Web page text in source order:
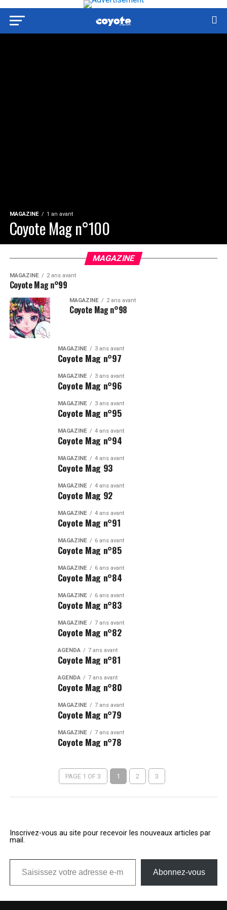
MAGAZINE 1 an avant
Coyote Mag n°100
MAGAZINE
MAGAZINE 2 ans avant
Coyote Mag n°99
MAGAZINE 2 ans avant
Coyote Mag n°98
MAGAZINE 3 ans avant
Coyote Mag n°97
MAGAZINE 3 ans avant
Coyote Mag n°96
MAGAZINE 3 ans avant
Coyote Mag n°95
MAGAZINE 4 ans avant
Coyote Mag n°94
MAGAZINE 4 ans avant
Coyote Mag 93
MAGAZINE 4 ans avant
Coyote Mag 92
MAGAZINE 4 ans avant
Coyote Mag n°91
MAGAZINE 6 ans avant
Coyote Mag n°85
MAGAZINE 6 ans avant
Coyote Mag n°84
MAGAZINE 6 ans avant
Coyote Mag n°83
MAGAZINE 7 ans avant
Coyote Mag n°82
AGENDA 7 ans avant
Coyote Mag n°81
AGENDA 7 ans avant
Coyote Mag n°80
MAGAZINE 7 ans avant
Coyote Mag n°79
MAGAZINE 7 ans avant
Coyote Mag n°78
PAGE 1 OF 3 1 2 3
Inscrivez-vous au site pour recevoir les nouveaux articles par
mail.
Saisissez votre adresse e-mail…
Abonnez-vous